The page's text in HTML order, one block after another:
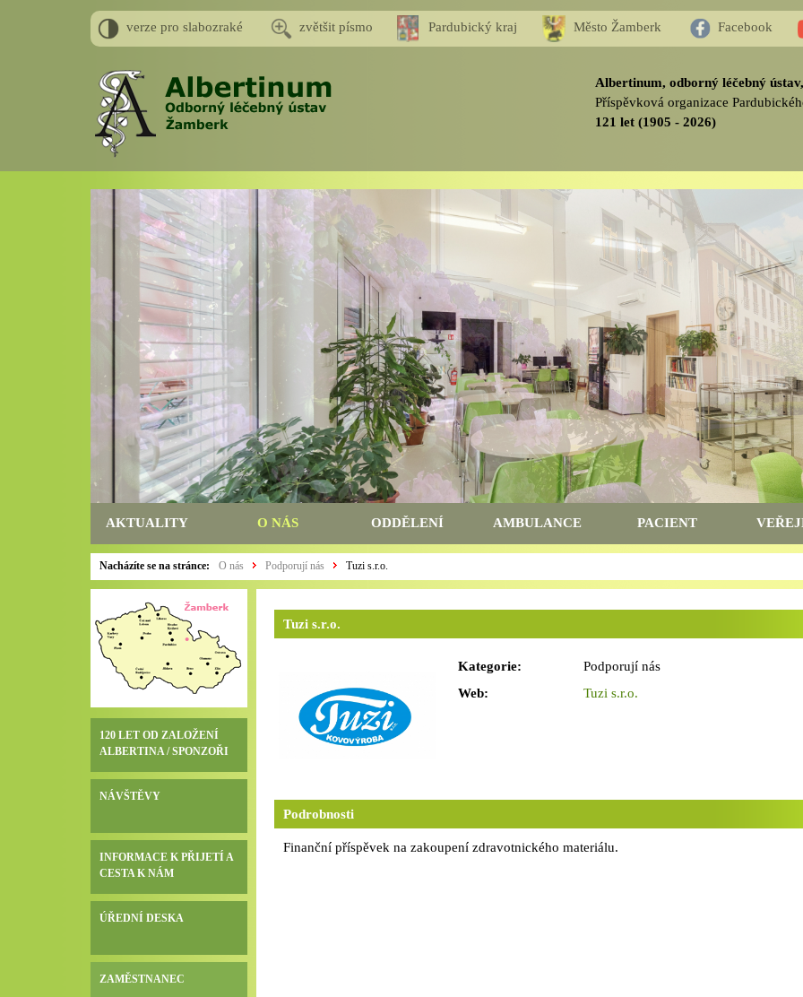
verze pro slabozraké zvětšit písmo Pardubický kraj Město Žamberk Facebook
Albertinum, odborný léčebný
Příspěvková organizace
121 let (1905 - 2026)
AKTUALITY O NÁS ODDĚLENÍ AMBULANCE PACIENT
Nacházíte se na stránce: O nás Podporují nás Tuzi s.r.o.
120 LET OD ZALOŽENÍ
ALBERTINA / SPONZOŘI
NÁVŠTĚVY
INFORMACE K PŘIJETÍ A
CESTA K NÁM
ÚŘEDNÍ DESKA
ZAMĚSTNANEC
Tuzi s.r.o.
Kategorie:
Podporují nás
Web:
Tuzi s.r.o.
Podrobnosti
Finanční příspěvek na zakoupení zdravotnického materiálu.